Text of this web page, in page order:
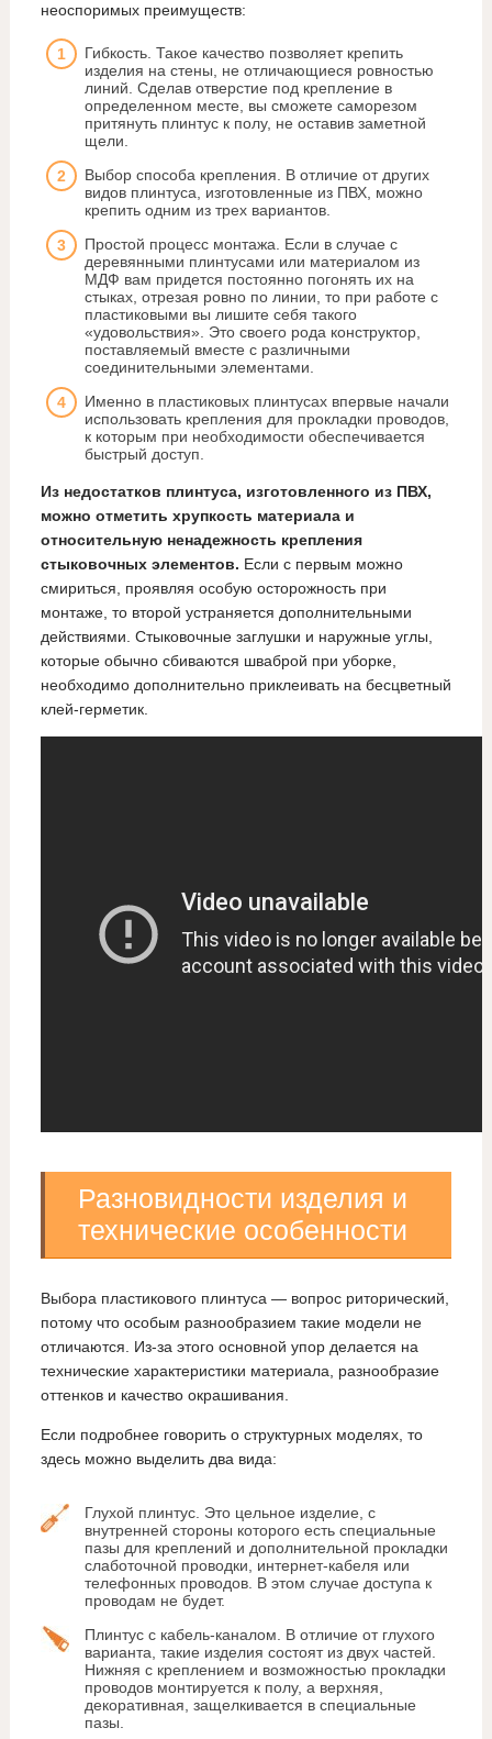
неоспоримых преимуществ:
Гибкость. Такое качество позволяет крепить
изделия на стены, не отличающиеся ровностью
линий. Сделав отверстие под крепление в
определенном месте, вы сможете саморезом
притянуть плинтус к полу, не оставив заметной
щели.
Выбор способа крепления. В отличие от других
видов плинтуса, изготовленные из ПВХ, можно
крепить одним из трех вариантов.
Простой процесс монтажа. Если в случае с
деревянными плинтусами или материалом из
МДФ вам придется постоянно погонять их на
стыках, отрезая ровно по линии, то при работе с
пластиковыми вы лишите себя такого
«удовольствия». Это своего рода конструктор,
поставляемый вместе с различными
соединительными элементами.
Именно в пластиковых плинтусах впервые начали
использовать крепления для прокладки проводов,
к которым при необходимости обеспечивается
быстрый доступ.
Из недостатков плинтуса, изготовленного из ПВХ,
можно отметить хрупкость материала и
относительную ненадежность крепления
стыковочных элементов. Если с первым можно
смириться, проявляя особую осторожность при
монтаже, то второй устраняется дополнительными
действиями. Стыковочные заглушки и наружные углы,
которые обычно сбиваются шваброй при уборке,
необходимо дополнительно приклеивать на бесцветный
клей-герметик.
Разновидности изделия и
технические особенности
Выбора пластикового плинтуса — вопрос риторический,
потому что особым разнообразием такие модели не
отличаются. Из-за этого основной упор делается на
технические характеристики материала, разнообразие
оттенков и качество окрашивания.
Если подробнее говорить о структурных моделях, то
здесь можно выделить два вида:
Глухой плинтус. Это цельное изделие, с
внутренней стороны которого есть специальные
пазы для креплений и дополнительной прокладки
слаботочной проводки, интернет-кабеля или
телефонных проводов. В этом случае доступа к
проводам не будет.
Плинтус с кабель-каналом. В отличие от глухого
варианта, такие изделия состоят из двух частей.
Нижняя с креплением и возможностью прокладки
проводов монтируется к полу, а верхняя,
декоративная, защелкивается в специальные
пазы.